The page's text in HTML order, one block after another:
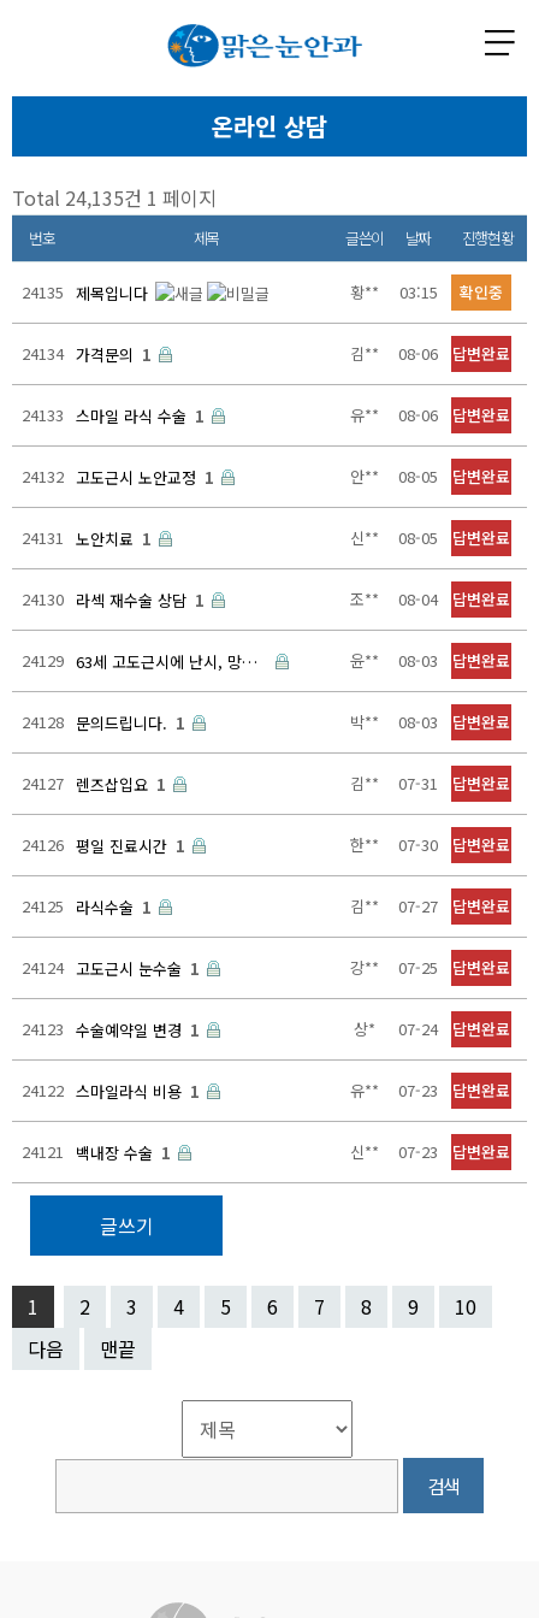
온라인 상담
Total 24,135건 1 페이지
번호 제목 글쓴이 날짜 진행현황
24135 제목입니다 황** 03:15 확인중
24134 가격문의 1 김** 08-06 답변완료
24133 스마일 라식 수술 1 유** 08-06 답변완료
24132 고도근시 노안교정 1 안** 08-05 답변완료
24131 노안치료 1 신** 08-05 답변완료
24130 라섹 재수술 상담 1 조** 08-04 답변완료
24129 63세 고도근시에 난시, 망막박리 초기 윤** 08-03 답변완료
24128 문의드립니다. 1 박** 08-03 답변완료
24127 렌즈삽입요 1 김** 07-31 답변완료
24126 평일 진료시간 1 한** 07-30 답변완료
24125 라식수술 1 김** 07-27 답변완료
24124 고도근시 눈수술 1 강** 07-25 답변완료
24123 수술예약일 변경 1 상* 07-24 답변완료
24122 스마일라식 비용 1 유** 07-23 답변완료
24121 백내장 수술 1 신** 07-23 답변완료
글쓰기
1 2 3 4 5 6 7 8 9
10
다음
맨끝